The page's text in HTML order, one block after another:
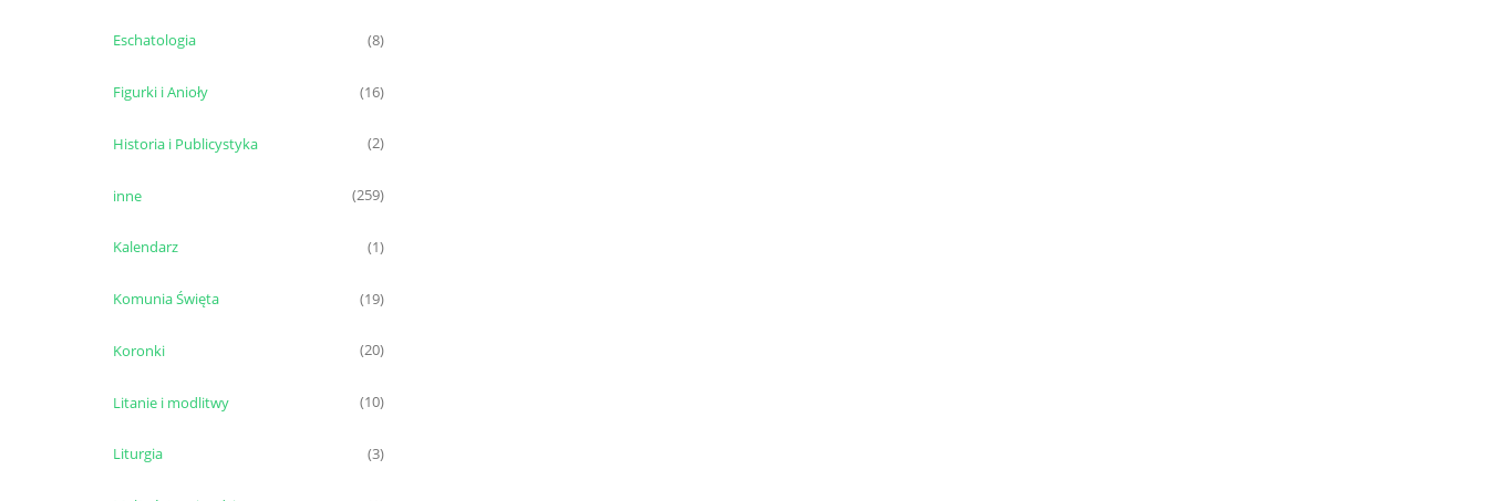
Eschatologia (8)
Figurki i Anioły (16)
Historia i Publicystyka (2)
inne (259)
Kalendarz (1)
Komunia Święta (19)
Koronki (20)
Litanie i modlitwy (10)
Liturgia (3)